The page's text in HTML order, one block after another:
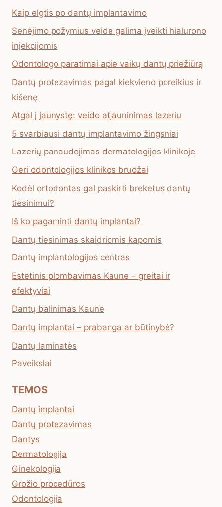
Kaip elgtis po dantų implantavimo
Senėjimo požymius veide galima įveikti hialurono
injekcijomis
Odontologo paratimai apie vaikų dantų priežiūrą
Dantų protezavimas pagal kiekvieno poreikius ir
kišenę
Atgal į jaunystę: veido atjauninimas lazeriu
5 svarbiausi dantų implantavimo žingsniai
Lazerių panaudojimas dermatologijos klinikoje
Geri odontologijos klinikos bruožai
Kodėl ortodontas gal paskirti breketus dantų
tiesinimui?
Iš ko pagaminti dantų implantai?
Dantų tiesinimas skaidriomis kapomis
Dantų implantologijos centras
Estetinis plombavimas Kaune – greitai ir
efektyviai
Dantų balinimas Kaune
Dantų implantai – prabanga ar būtinybė?
Dantų laminatės
Paveikslai
TEMOS
Dantų implantai
Dantų protezavimas
Dantys
Dermatologija
Ginekologija
Grožio procedūros
Odontologija